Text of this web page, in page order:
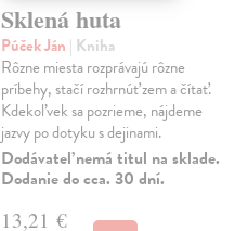
Sklená huta
Púček Ján | Kniha
Rôzne miesta rozprávajú rôzne
príbehy, stačí rozhrnúť zem a čítať.
Kdekoľvek sa pozrieme, nájdeme
jazvy po dotyku s dejinami.
Dodávateľ nemá titul na sklade.
Dodanie do cca. 30 dní.
13,21 €